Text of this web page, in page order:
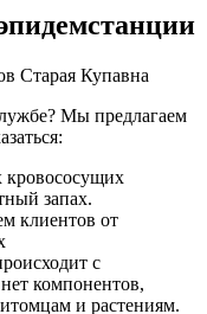
Мы предлагаем
запах.
клиентов от
с
компонентов,
и растениям.